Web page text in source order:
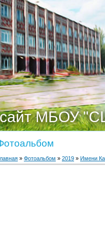
МБОУ
» Фотоальбом » 2019 » Имени